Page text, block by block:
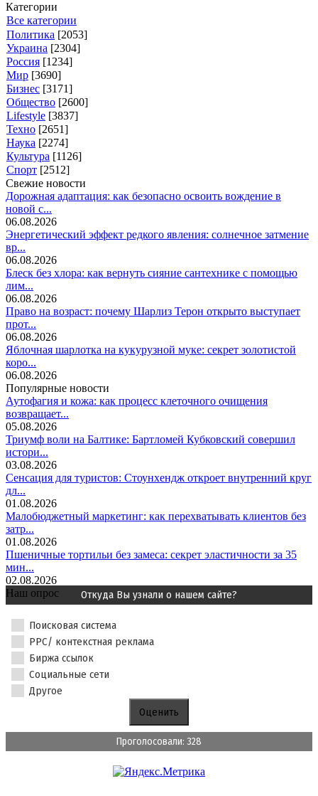
Категории
Все категории
Политика [2053]
Украина [2304]
Россия [1234]
Мир [3690]
Бизнес [3171]
Общество [2600]
Lifestyle [3837]
Техно [2651]
Наука [2274]
Культура [1126]
Спорт [2512]
Свежие новости
Дорожная адаптация: как безопасно освоить вождение в
новой с...
06.08.2026
Энергетический эффект редкого явления: солнечное затмение
вр...
06.08.2026
Блеск без хлора: как вернуть сияние сантехнике с помощью
лим...
06.08.2026
Право на возраст: почему Шарлиз Терон открыто выступает
прот...
06.08.2026
Яблочная шарлотка на кукурузной муке: секрет золотистой
коро...
06.08.2026
Популярные новости
Аутофагия и кожа: как процесс клеточного очищения
возвращает...
05.08.2026
Триумф воли на Балтике: Бартломей Кубковский совершил
истори...
03.08.2026
Сенсация для туристов: Стоунхендж откроет внутренний круг
дл...
01.08.2026
Малобюджетный маркетинг: как перехватывать клиентов без
затр...
01.08.2026
Пшеничные тортильи без замеса: секрет эластичности за 35
мин...
02.08.2026
Наш опрос
Откуда Вы узнали о нашем сайте?
Поисковая система
PPC/ контекстная реклама
Биржа ссылок
Социальные сети
Другое
Проголосовали: 328